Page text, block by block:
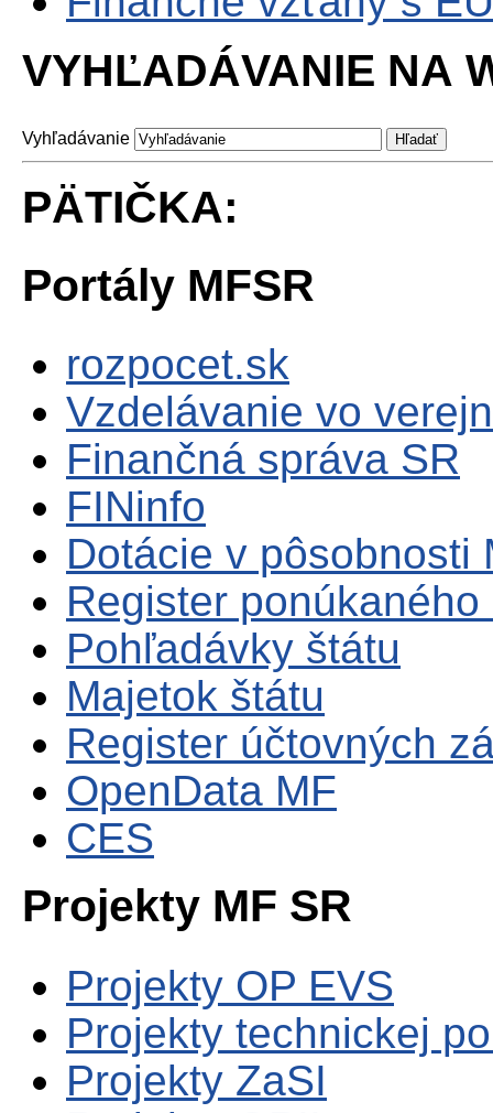
VYHĽADÁVANIE NA
Vyhľadávanie
PÄTIČKA:
Portály MFSR
rozpocet.sk
Vzdelávanie vo
Finančná správa SR
FINinfo
Dotácie v pôsobnosti
Register
Pohľadávky štátu
Majetok štátu
Register účtovných
OpenData MF
CES
Projekty MF SR
Projekty OP EVS
Projekty technickej
Projekty ZaSI